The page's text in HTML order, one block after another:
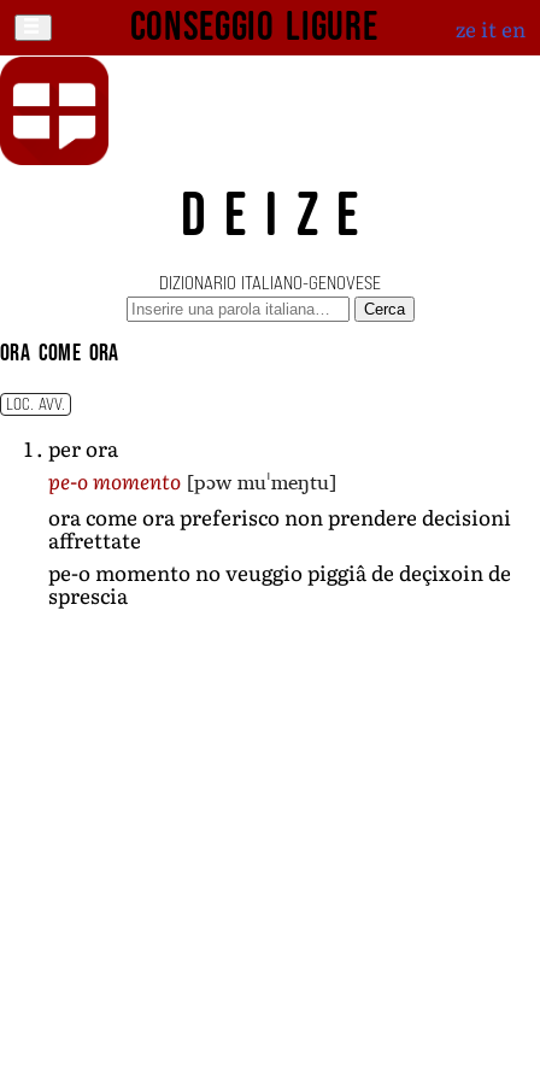
Conseggio ligure ze iten
DEIZE
DIZIONARIO ITALIANO-GENOVESE
Cerca
ora come ora
LOC. AVV.
per ora
pe-o momento [pɔw muˈmeŋtu]
ora come ora preferisco non prendere decisioni
affrettate
pe-o momento no veuggio piggiâ de deçixoin de
sprescia